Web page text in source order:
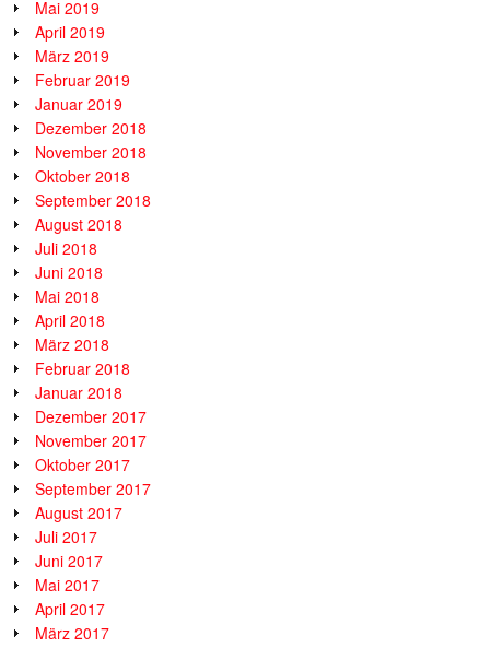
Mai 2019
April 2019
März 2019
Februar 2019
Januar 2019
Dezember 2018
November 2018
Oktober 2018
September 2018
August 2018
Juli 2018
Juni 2018
Mai 2018
April 2018
März 2018
Februar 2018
Januar 2018
Dezember 2017
November 2017
Oktober 2017
September 2017
August 2017
Juli 2017
Juni 2017
Mai 2017
April 2017
März 2017